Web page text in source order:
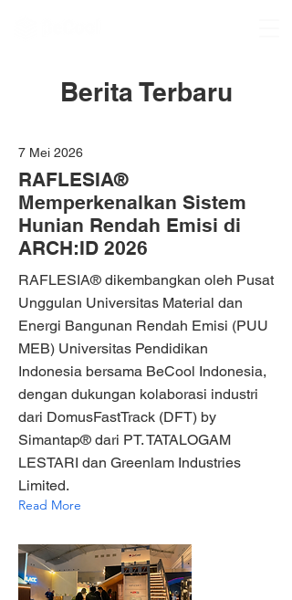
Berita Terbaru
7 Mei 2026
RAFLESIA®
Memperkenalkan Sistem
Hunian Rendah Emisi di
ARCH:ID 2026
RAFLESIA® dikembangkan oleh Pusat
Unggulan Universitas Material dan
Energi Bangunan Rendah Emisi (PUU
MEB) Universitas Pendidikan
Indonesia bersama BeCool Indonesia,
dengan dukungan kolaborasi industri
dari DomusFastTrack (DFT) by
Simantap® dari PT. TATALOGAM
LESTARI dan Greenlam Industries
Limited.
Read More